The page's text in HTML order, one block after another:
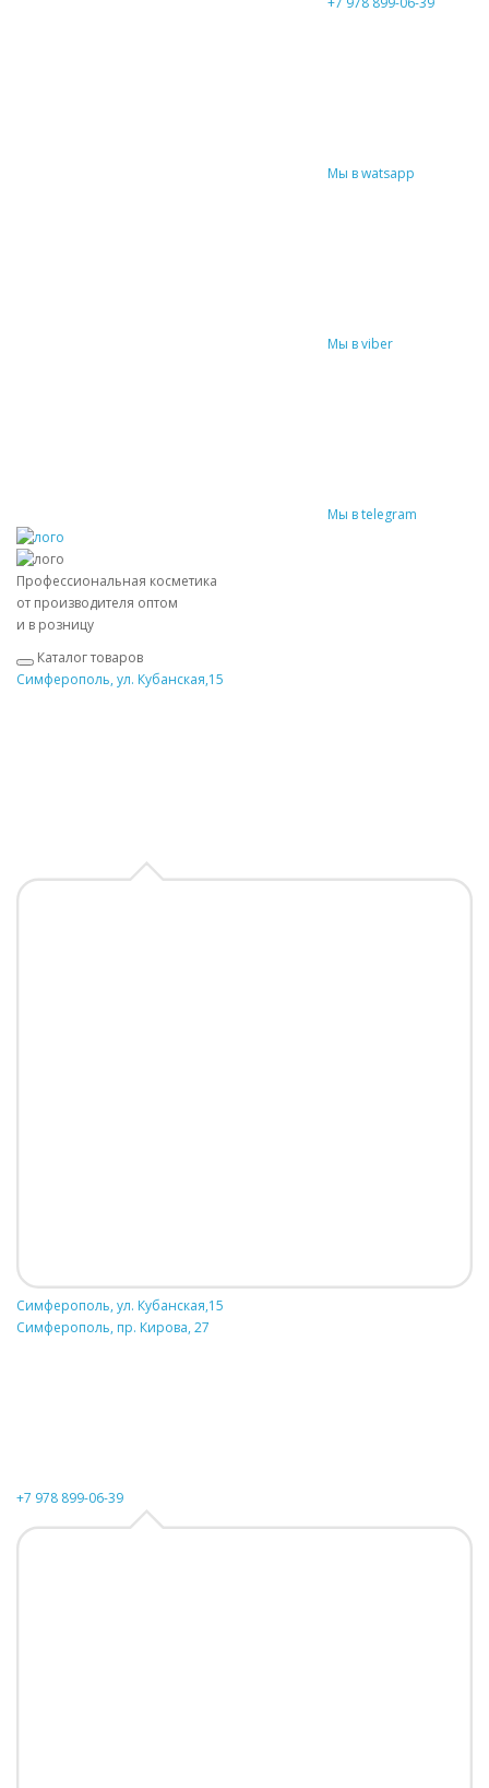
Мы в watsapp
Мы в viber
Мы в telegram
Профессиональная косметика
от производителя оптом
и в розницу
Каталог товаров
Симферополь, ул. Кубанская,15
Симферополь, ул. Кубанская,15
Симферополь, пр. Кирова, 27
+7 978 899-06-39